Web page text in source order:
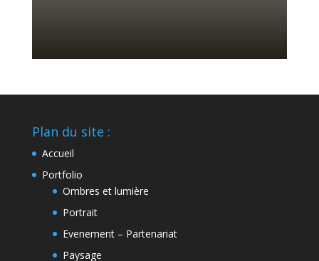
Plan du site :
Accueil
Portfolio
Ombres et lumière
Portrait
Evenement – Partenariat
Paysage